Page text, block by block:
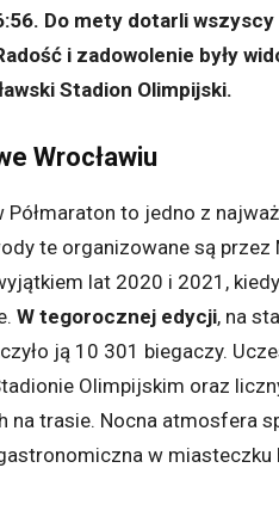
Do mety dotarli
i zadowolenie były
Stadion Olimpijski.
Wrocławiu
Półmaraton to jedno z
te organizowane są
lat 2020 i 2021,
W tegorocznej edycji, na
ją 10 301 biegaczy.
Olimpijskim oraz
na trasie. Nocna atmosfera
w miasteczku